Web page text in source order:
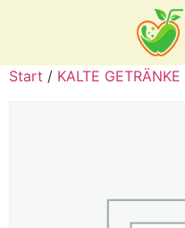
Start / KALTE GETRÄNKE